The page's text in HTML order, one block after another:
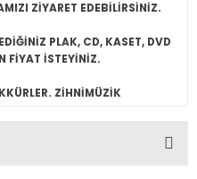
ZİYARET EDEBİLİRSİNİZ.
PLAK, CD, KASET, DVD
FİYAT İSTEYİNİZ.
ZİHNİMÜZİK